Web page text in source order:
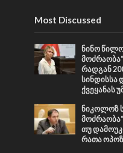
Most Discussed
ნინო
რადგან
სინდისსა
ქვეყანას
ნიკოლოზ
თუ
რათა